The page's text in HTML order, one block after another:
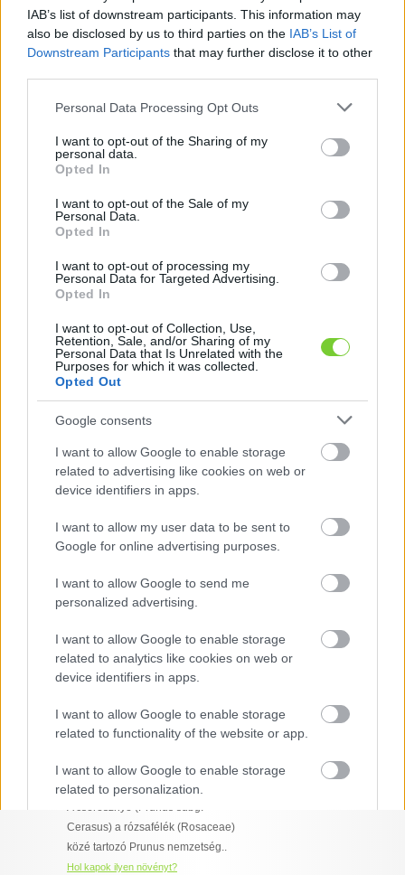
IAB’s list of downstream participants. This information may
also be disclosed by us to third parties on the IAB’s List of
Downstream Participants that may further disclose it to other
Please note that this website/app uses one or more Google
not limited to your visit or usage behaviour. You may click to
grant or deny consent to Google and its third-party tags to
use your data for below specified purposes in below Google
consent section.
Personal Data Processing Opt Outs
I want to opt-out of the Sharing of my
personal data.
Opted In
I want to opt-out of the Sale of my
Personal Data.
Opted In
I want to opt-out of processing my
Personal Data for Targeted Advertising.
Opted In
I want to opt-out of Collection, Use,
Retention, Sale, and/or Sharing of my
Personal Data that Is Unrelated with the
Purposes for which it was collected.
Opted Out
Google consents
I want to allow Google to enable storage
related to advertising like cookies on web or
device identifiers in apps.
I want to allow my user data to be sent to
Google for online advertising purposes.
I want to allow Google to send me
personalized advertising.
I want to allow Google to enable storage
related to analytics like cookies on web or
device identifiers in apps.
I want to allow Google to enable storage
related to functionality of the website or app.
I want to allow Google to enable storage
related to personalization.
I want to allow Google to enable storage
related to security, including authentication
functionality and fraud prevention, and other
Felhasználónév
Jelszó
Elfelejtette jelszavát?
Bejelentkezés
faiskola.hu
Kertészeti, kerti termékek és szolgáltatások térképes
KERTÉSZ ÉS KERTÉSZET REGISZTRÁCIÓ
Növénykatalógus
(egész évben
Cseresznye ( Cerasus avium
'Vera')
A cseresznye (Prunus subg.
Cerasus) a rózsafélék (Rosaceae)
közé tartozó Prunus nemzetség..
Hol kapok ilyen növényt?